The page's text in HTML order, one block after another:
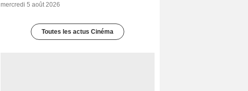
mercredi 5 août 2026
Toutes les actus Cinéma